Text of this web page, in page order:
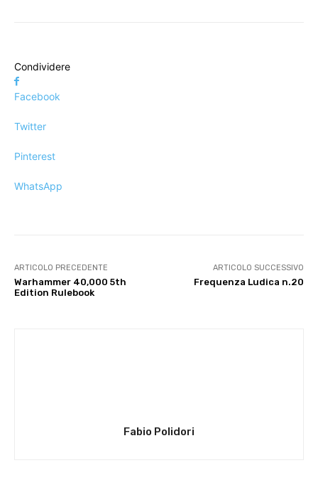
Condividere
Facebook
Twitter
Pinterest
WhatsApp
ARTICOLO PRECEDENTE
Warhammer 40,000 5th
Edition Rulebook
ARTICOLO SUCCESSIVO
Frequenza Ludica n.20
Fabio Polidori